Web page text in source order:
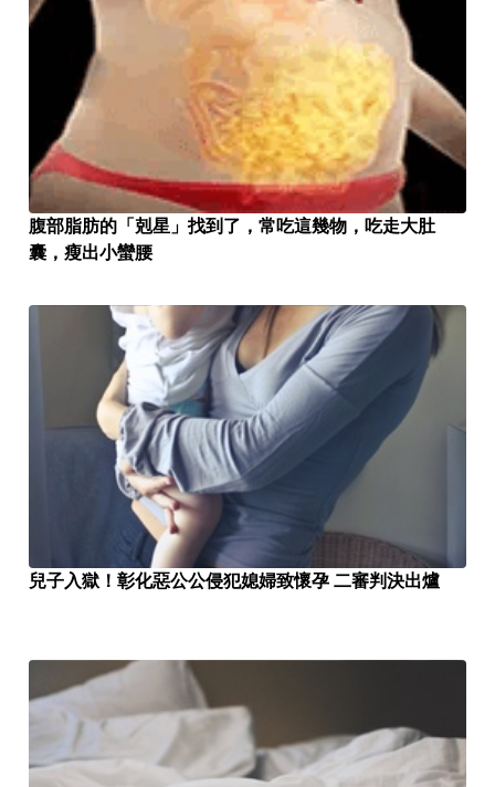
腹部脂肪的「剋星」找到了，常吃這幾物，吃走大肚
囊，瘦出小蠻腰
兒子入獄！彰化惡公公侵犯媳婦致懷孕 二審判決出爐